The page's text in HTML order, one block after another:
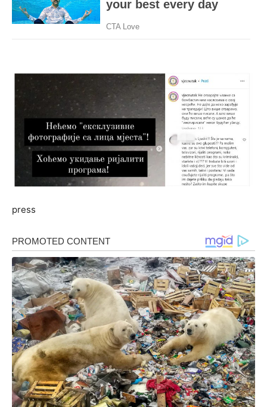
press